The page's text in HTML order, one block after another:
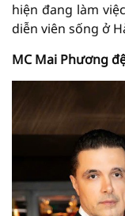
hiện đang làm
diễn viên sống ở
MC Mai Phương